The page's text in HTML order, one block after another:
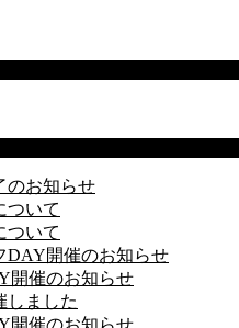
のお知らせ
ついて
ついて
DAY開催のお知らせ
開催のお知らせ
しました